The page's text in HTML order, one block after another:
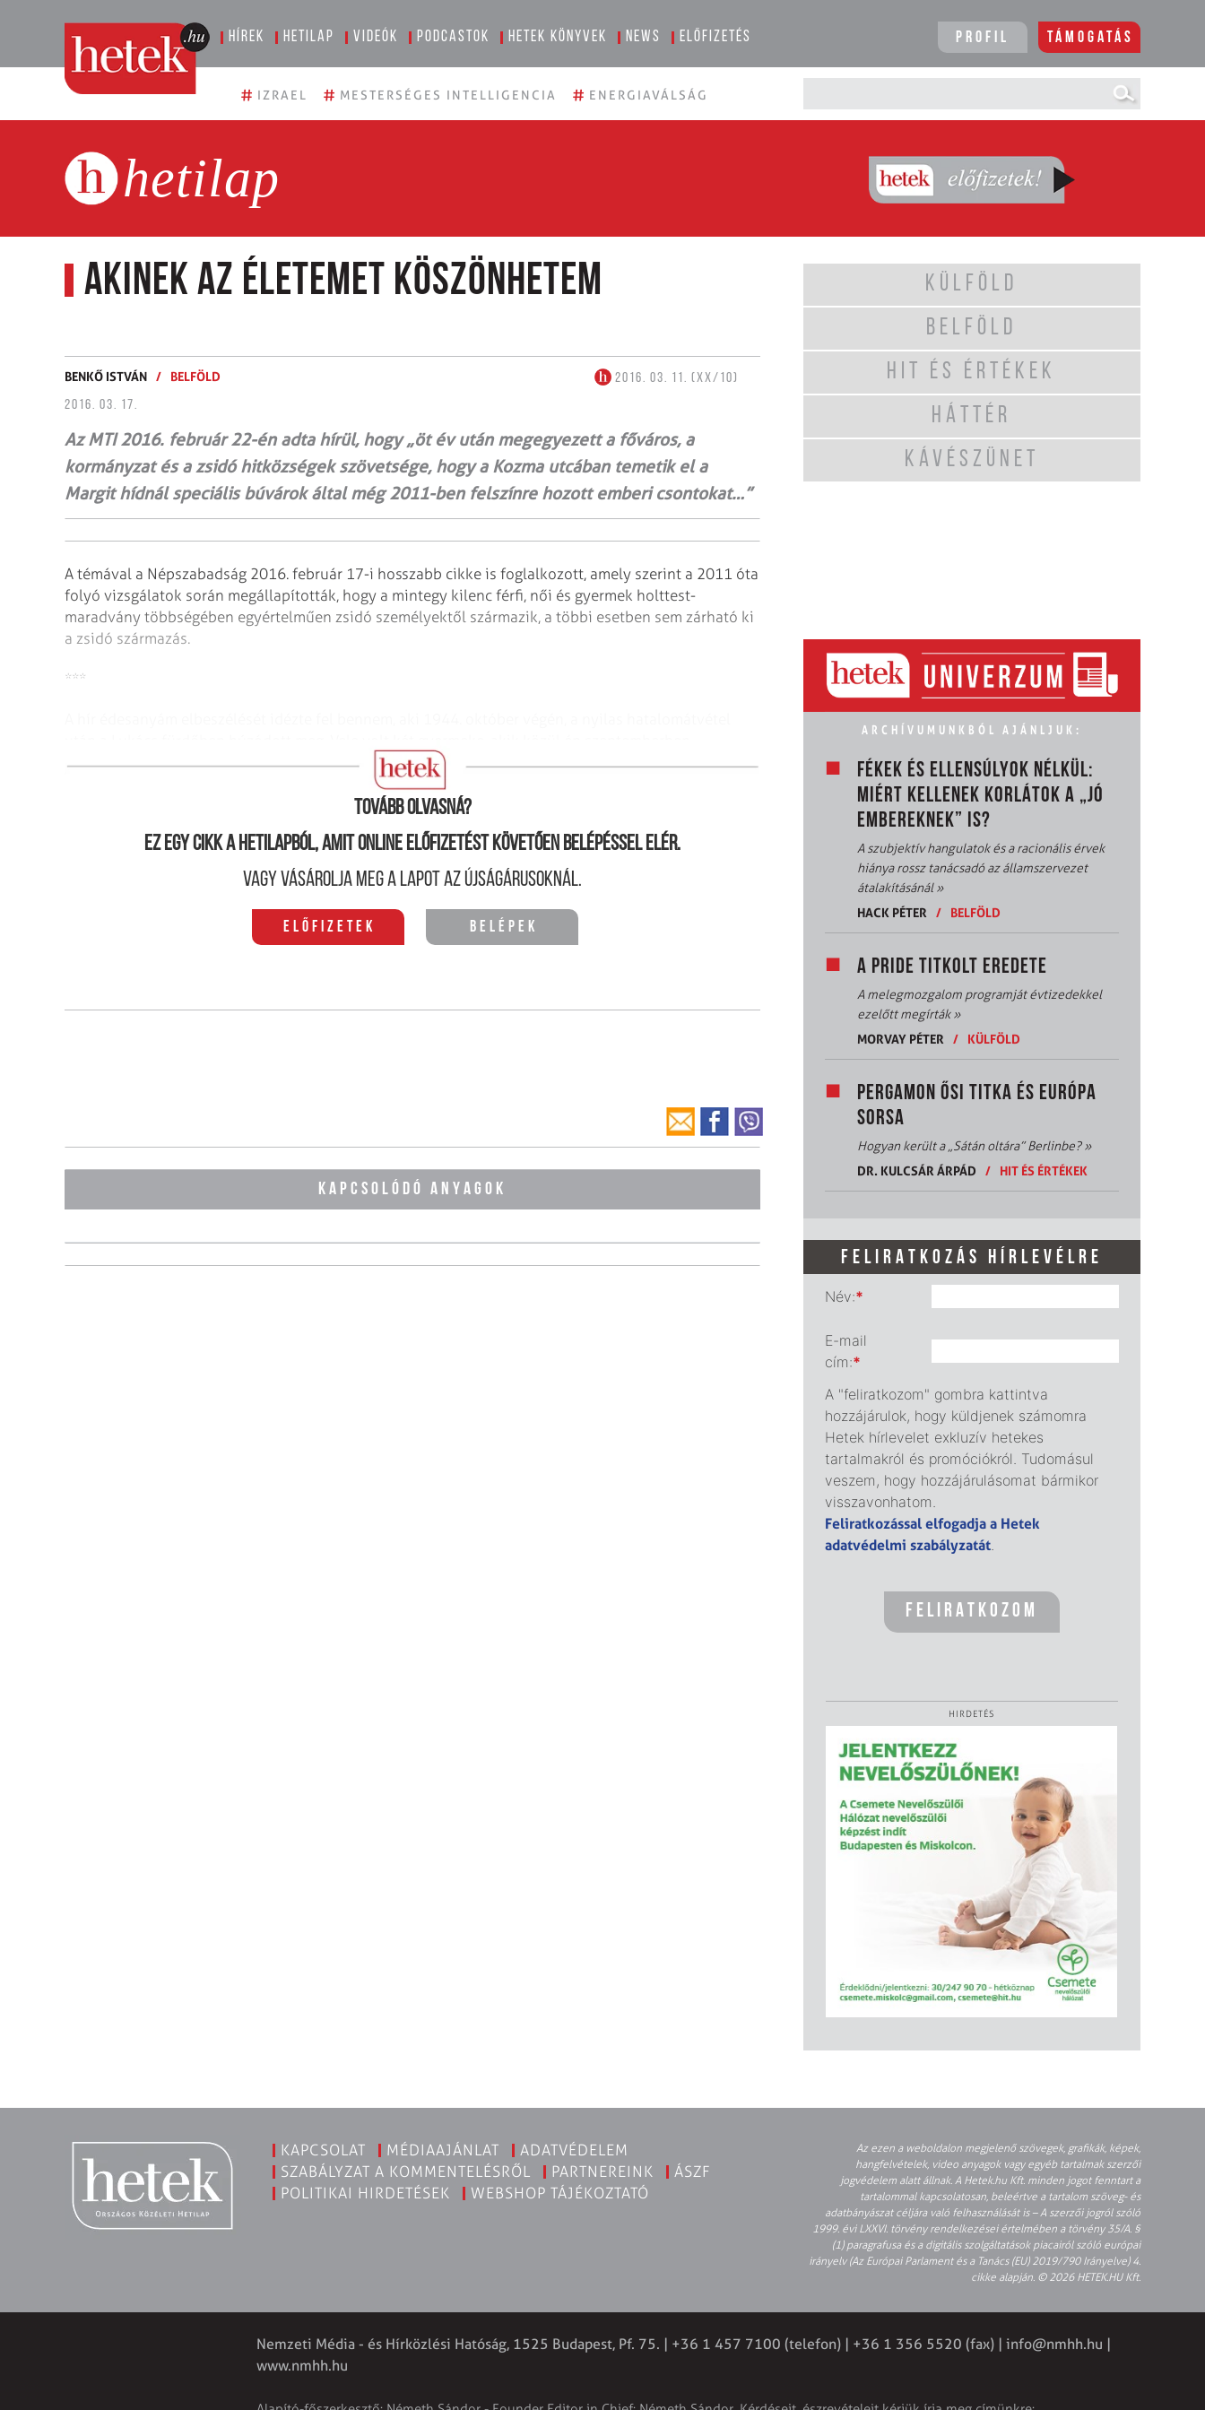
Hírek Hetilap Videók Podcastok Hetek könyvek News Előfizetés Profil Támogatás
# IZRAEL # MESTERSÉGES INTELLIGENCIA # ENERGIAVÁLSÁG
hetilap
Akinek az életemet köszönhetem
BENKŐ ISTVÁN / BELFÖLD
2016. 03. 11. (XX/10)
2016. 03. 17.
Az MTI 2016. február 22-én adta hírül, hogy „öt év után megegyezett a főváros, a
kormányzat és a zsidó hitközségek szövetsége, hogy a Kozma utcában temetik el a
Margit hídnál speciális búvárok által még 2011-ben felszínre hozott emberi csontokat…”
A témával a Népszabadság 2016. február 17-i hosszabb cikke is foglalkozott, amely szerint a 2011 óta
folyó vizsgálatok során megállapították, hogy a mint­egy kilenc férfi, női és gyermek holttest-
maradvány többségében egyértel­műen zsidó személyektől származik, a többi esetben sem zárható ki
a zsidó származás.
***
születtem, tehát másfél hónapos voltam, és bátyám, aki négyéves.
Tovább olvasná?
Ez egy cikk a hetilapból, amit online előfizetést követően belépéssel elér.
Vagy vásárolja meg a lapot az újságárusoknál.
Előfizetek Belépek
KAPCSOLÓDÓ ANYAGOK
KÜLFÖLD
BELFÖLD
HIT ÉS ÉRTÉKEK
HÁTTÉR
KÁVÉSZÜNET
ARCHÍVUMUNKBÓL AJÁNLJUK:
FÉKEK ÉS ELLENSÚLYOK NÉLKÜL:
MIÉRT KELLENEK KORLÁTOK A „JÓ
EMBEREKNEK” IS?
A szubjektív hangulatok és a racionális érvek
hiánya rossz tanácsadó az államszervezet
átalakításánál»
HACK PÉTER
/ BELFÖLD
A PRIDE TITKOLT EREDETE
A melegmozgalom programját évtizedekkel
ezelőtt megírták»
MORVAY PÉTER
/ KÜLFÖLD
PERGAMON ŐSI TITKA ÉS EURÓPA
SORSA
Hogyan került a „Sátán oltára” Berlinbe?»
DR. KULCSÁR ÁRPÁD
/ HIT ÉS ÉRTÉKEK
FELIRATKOZÁS HÍRLEVÉLRE
Név:*
E-mail
cím:*
A "feliratkozom" gombra kattintva
hozzájárulok, hogy küldjenek számomra
Hetek hírlevelet exkluzív hetekes
tartalmakról és promóciókról. Tudomásul
veszem, hogy hozzájárulásomat bármikor
visszavonhatom.
Feliratkozással elfogadja a Hetek
adatvédelmi szabályzatát.
HIRDETÉS
KAPCSOLAT MÉDIAAJÁNLAT
ADATVÉDELEM
SZABÁLYZAT A KOMMENTELÉSRŐL
PARTNEREINK
ÁSZF
POLITIKAI HIRDETÉSEK
WEBSHOP TÁJÉKOZTATÓ
Az ezen a weboldalon megjelenő szövegek, grafikák, képek,
hangfelvételek, video anyagok vagy egyéb tartalmak szerzői
jogvédelem alatt állnak. A Hetek.hu Kft. minden jogot fenntart a
tartalommal kapcsolatosan, beleértve a tartalom szöveg- és
adatbányászat céljára való felhasználását is – A szerzői jogról szóló
1999. évi LXXVI. törvény rendelkezései értelmében a törvény 35/A. §
(1) paragrafusa és a digitális szolgáltatások piacairól szóló európai
irányelv (Az Európai Parlament és a Tanács (EU) 2019/790 Irányelve) 4.
cikke alapján. © 2026 HETEK.HU Kft.
Nemzeti Média - és Hírközlési Hatóság, 1525 Budapest, Pf. 75. | +36 1 457 7100 (telefon) | +36 1 356 5520 (fax) | info@nmhh.hu
www.nmhh.hu